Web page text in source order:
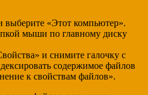
выберите «Этот компьютер».
мыши по главному диску
и снимите галочку с
содержимое файлов
к свойствам файлов».